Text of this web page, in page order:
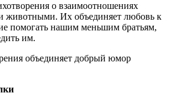
о взаимоотношениях
животными. Их объединяет любовь к
помогать нашим меньшим братьям,
им.
объединяет добрый юмор